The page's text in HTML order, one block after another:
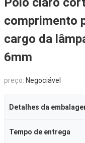
comprimento
cargo da
6mm
preço: Negociável
Detalhes da
Tempo de entrega